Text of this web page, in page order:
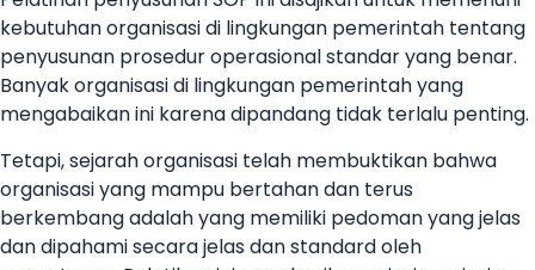
kebutuhan organisasi di lingkungan pemerintah tentang
penyusunan prosedur operasional standar yang benar.
Banyak organisasi di lingkungan pemerintah yang
mengabaikan ini karena dipandang tidak terlalu penting.
Tetapi, sejarah organisasi telah membuktikan bahwa
organisasi yang mampu bertahan dan terus
berkembang adalah yang memiliki pedoman yang jelas
dan dipahami secara jelas dan standard oleh